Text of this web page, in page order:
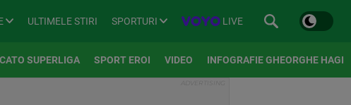
ULTIMELE STIRI SPORTURI LIVE
SUPERLIGA SPORT EROI VIDEO INFOGRAFIE GHEORGHE HAGI